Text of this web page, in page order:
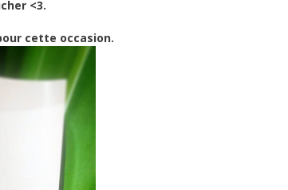
<3.
cette occasion.